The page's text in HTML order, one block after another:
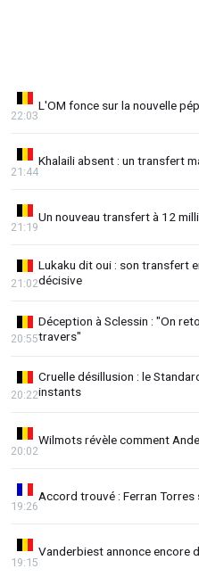
L'OM fonce sur la nouvelle
22:03
Khalaili absent : un transfert
21:44
Un nouveau transfert à 12
21:19
Lukaku dit oui : son transfert
décisive
21:02
Déception à Sclessin : "On
travers"
20:55
Cruelle désillusion : le
instants
20:22
Wilmots révèle comment
20:02
Accord trouvé : Ferran Torres
19:26
Vanderbiest annonce encore
19:15